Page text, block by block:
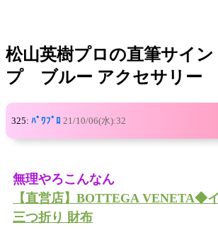
松山英樹プロの直筆サイ
プ ブルー アクセサリー
325: ﾊﾟﾜﾌﾟﾛ 21/10/06(水):32
無理やろこんなん
【直営店】BOTTEGA VENETA◆
三つ折り 財布